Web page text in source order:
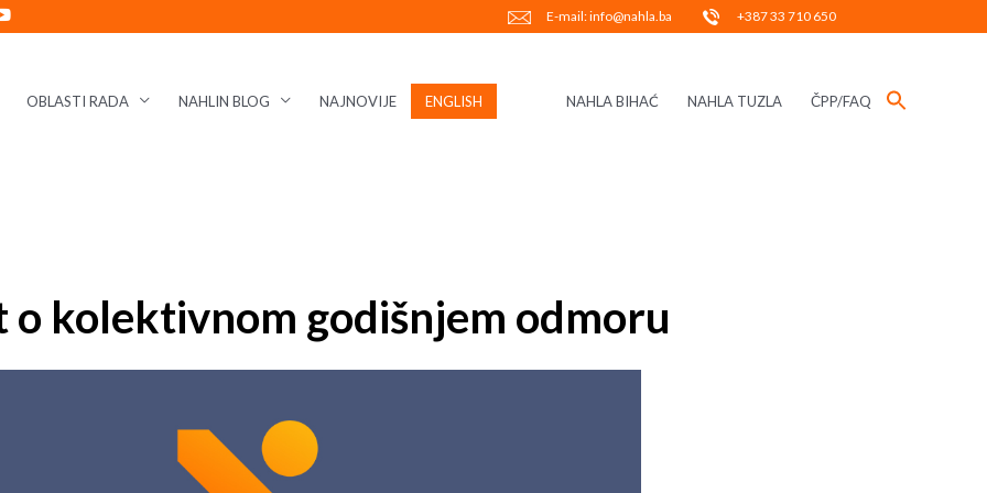
E-mail: info@nahla.ba +387 33 710 650
OBLASTI RADA NAHLIN BLOG NAJNOVIJE ENGLISH NAHLA BIHAĆ NAHLA TUZLA ČPP/FAQ
o kolektivnom godišnjem odmoru